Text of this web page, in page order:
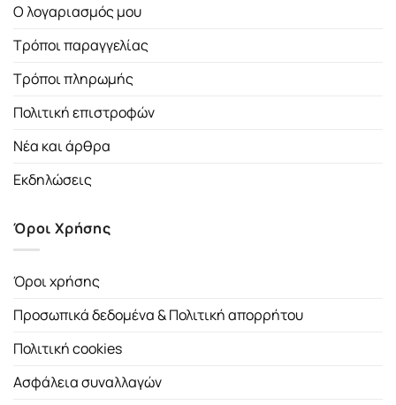
Ο λογαριασμός μου
Τρόποι παραγγελίας
Τρόποι πληρωμής
Πολιτική επιστροφών
Νέα και άρθρα
Εκδηλώσεις
Όροι Χρήσης
Όροι χρήσης
Προσωπικά δεδομένα & Πολιτική απορρήτου
Πολιτική cookies
Ασφάλεια συναλλαγών